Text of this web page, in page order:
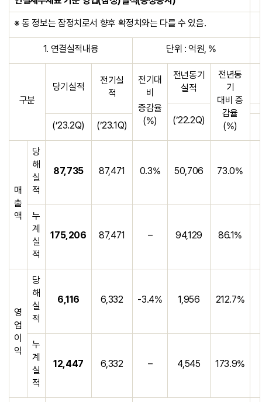
※ 동 정보는 잠정치로서 향후 확정치와는 다를 수 있음.
1. 연결실적내용 단위 : 억원, %
구분
당기실적
전기실
적
전기대
비
증감율
(%)
전년동기
실적
전년동
기
대비 증
감율
(%)
(’22.2Q)
(’23.2Q) (’23.1Q)
매
출
액
당
해
실
적
87,735 87,471 0.3% 50,706 73.0%
누
계
실
적
175,206 87,471 – 94,129 86.1%
영
업
이
익
당
해
실
적
6,116 6,332 -3.4% 1,956 212.7%
누
계
실
적
12,447 6,332 – 4,545 173.9%